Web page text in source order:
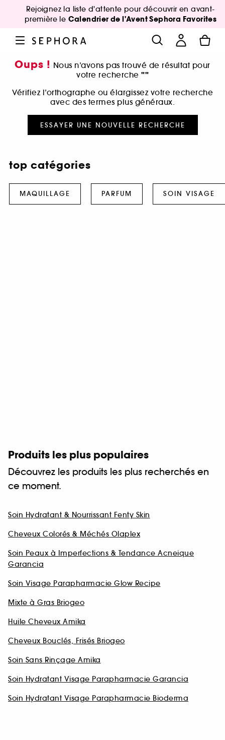
Rejoignez la liste d'attente pour découvrir en avant-
première le Calendrier de l'Avent Sephora Favorites
Oups ! Nous n’avons pas trouvé de résultat pour
votre recherche ""
Vérifiez l’orthographe ou élargissez votre recherche
avec des termes plus généraux.
ESSAYER UNE NOUVELLE RECHERCHE
top catégories
MAQUILLAGE PARFUM SOIN VISAGE
Produits les plus populaires
Découvrez les produits les plus recherchés en
ce moment.
Soin Hydratant & Nourrissant Fenty Skin
Cheveux Colorés & Méchés Olaplex
Soin Peaux à Imperfections & Tendance Acneique
Garancia
Soin Visage Parapharmacie Glow Recipe
Mixte à Gras Briogeo
Huile Cheveux Amika
Cheveux Bouclés, Frisés Briogeo
Soin Sans Rinçage Amika
Soin Hydratant Visage Parapharmacie Garancia
Soin Hydratant Visage Parapharmacie Bioderma